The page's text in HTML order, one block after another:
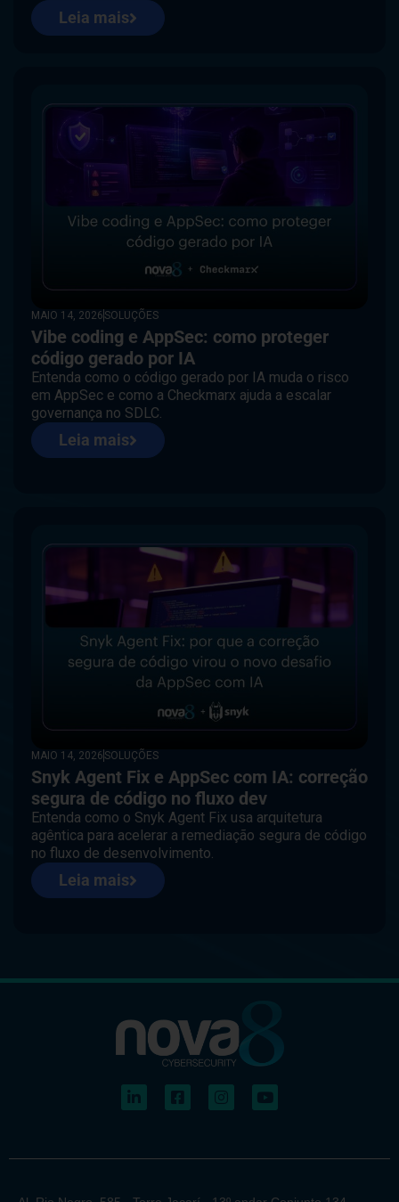
Leia mais
MAIO 14, 2026 SOLUÇÕES
Vibe coding e AppSec: como proteger
código gerado por IA
Entenda como o código gerado por IA muda o risco
em AppSec e como a Checkmarx ajuda a escalar
governança no SDLC.
Leia mais
MAIO 14, 2026 SOLUÇÕES
Snyk Agent Fix e AppSec com IA: correção
segura de código no fluxo dev
Entenda como o Snyk Agent Fix usa arquitetura
agêntica para acelerar a remediação segura de código
no fluxo de desenvolvimento.
Leia mais